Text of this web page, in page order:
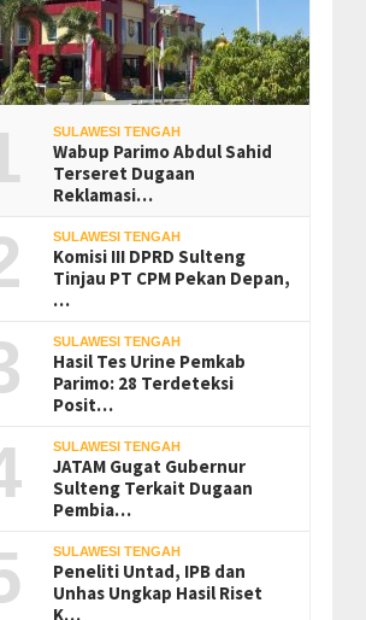
SULAWESI TENGAH
Wabup Parimo Abdul Sahid
Terseret Dugaan
Reklamasi…
SULAWESI TENGAH
Komisi III DPRD Sulteng
Tinjau PT CPM Pekan Depan,
…
SULAWESI TENGAH
Hasil Tes Urine Pemkab
Parimo: 28 Terdeteksi
Posit…
SULAWESI TENGAH
JATAM Gugat Gubernur
Sulteng Terkait Dugaan
Pembia…
SULAWESI TENGAH
Peneliti Untad, IPB dan
Unhas Ungkap Hasil Riset
K…